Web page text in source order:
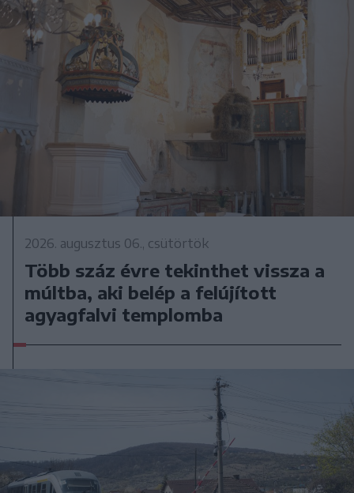
2026. augusztus 06., csütörtök
Több száz évre tekinthet vissza a
múltba, aki belép a felújított
agyagfalvi templomba